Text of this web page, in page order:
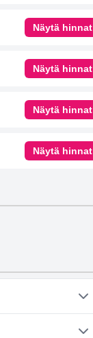
Näytä hinnat
Näytä hinnat
Näytä hinnat
Näytä hinnat